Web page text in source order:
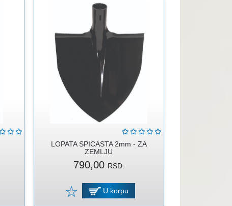
LOPATA SPICASTA 2mm - ZA
ZEMLJU
790,00 RSD.
U korpu